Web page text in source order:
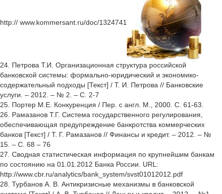
http:// www.kommersant.ru/doc/1324741
24. Петрова Т.И. Организационная структура российской
банковской системы: формально-юридический и экономико-
содержательный подходы [Текст] / Т. И. Петрова // Банковские
услуги. – 2012. – № 2. – С. 2-7
25. Портер М.Е. Конкуренция / Пер. с англ. М., 2000. С. 61-63.
26. Рамазанов Т.Г. Система государственного регулирования,
обеспечивающая предупреждение банкротства коммерческих
банков [Текст] / Т. Г. Рамазанов // Финансы и кредит. – 2012. – №
15. – С. 68 – 76
27. Сводная статистическая информация по крупнейшим банкам
по состоянию на 01.01.2012 Банка России. URL:
http://www.cbr.ru/analytics/bank_system/svst01012012.pdf
28. Турбанов А. В. Антикризисные механизмы в банковской